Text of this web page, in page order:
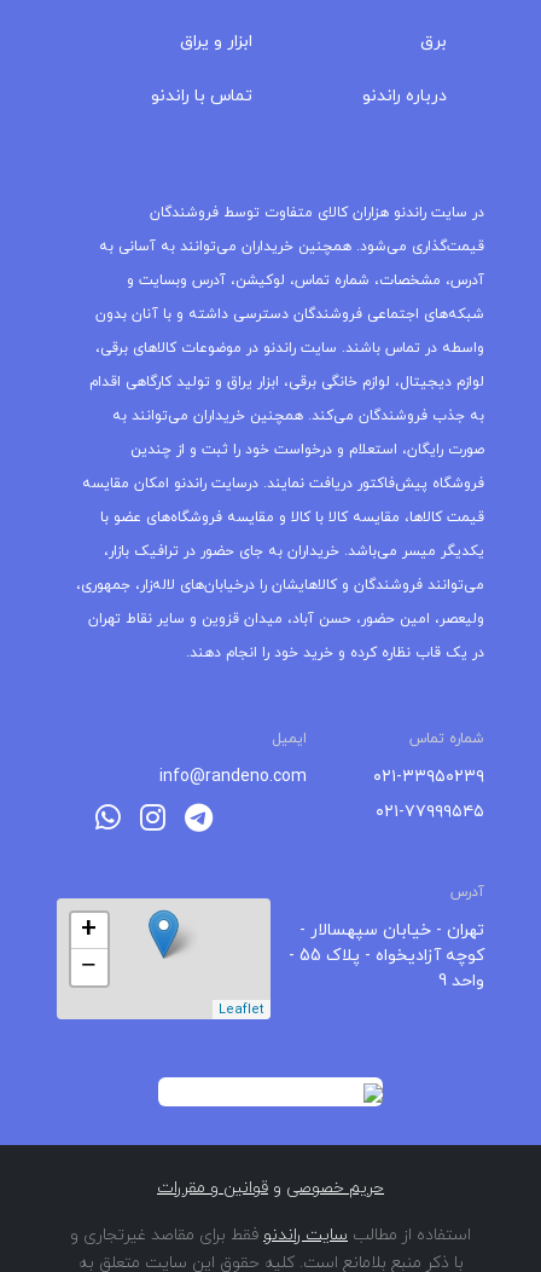
برق
درباره‌ راندنو
ابزار و یراق
تماس با راندنو
در سایت راندنو هزاران کالای متفاوت توسط فروشندگان
قیمت‌گذاری می‌شود. همچنین خریداران می‌توانند به آسانی به
آدرس، مشخصات، شماره تماس، لوکیشن، آدرس وبسایت و
شبکه‌های اجتماعی فروشندگان دسترسی داشته و با آنان بدون
واسطه در تماس باشند. سایت راندنو در موضوعات کالاهای برقی،
لوازم دیجیتال، لوازم خانگی برقی، ابزار یراق و تولید کارگاهی اقدام
به جذب فروشندگان می‌کند. همچنین خریداران می‌توانند به
صورت رایگان، استعلام و درخواست خود را ثبت و از چندین
فروشگاه پیش‌فاکتور دریافت نمایند. درسایت راندنو امکان مقایسه
قیمت کالاها، مقایسه کالا با کالا و مقایسه فروشگاه‌های عضو با
یکدیگر میسر می‌باشد. خریداران به جای حضور در ترافیک بازار،
می‌توانند فروشندگان و کالاهایشان را درخیابان‌های لاله‌زار، جمهوری،
ولیعصر، امین حضور، حسن آباد، میدان قزوین و سایر نقاط تهران
در یک قاب نظاره کرده و خرید خود را انجام دهند.
شماره تماس ایمیل
۰۲۱-۳۳۹۵۰۲۳۹
۰۲۱-۷۷۹۹۹۵۴۵
info@randeno.com
آدرس
تهران - خیابان سپهسالار -
کوچه آزادیخواه - پلاک 55 -
واحد 9
+
−
Leaflet
حریم خصوصی و قوانین و مقررات
استفاده از مطالب سایت راندنو فقط برای مقاصد غیرتجاری و
با ذکر منبع بلامانع است. کلیه حقوق این سایت متعلق به